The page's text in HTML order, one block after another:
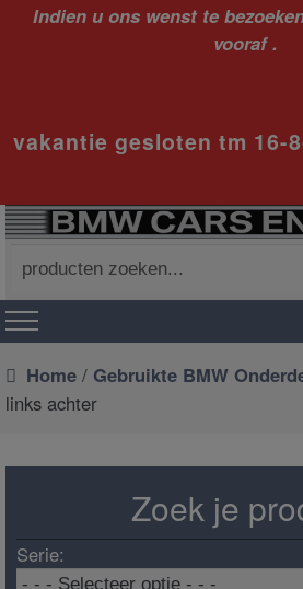
Indien u ons wenst te
vooraf .
vakantie gesloten tm 16-
naar:
Home / Gebruikte BMW
links achter
Zoek je
Serie: